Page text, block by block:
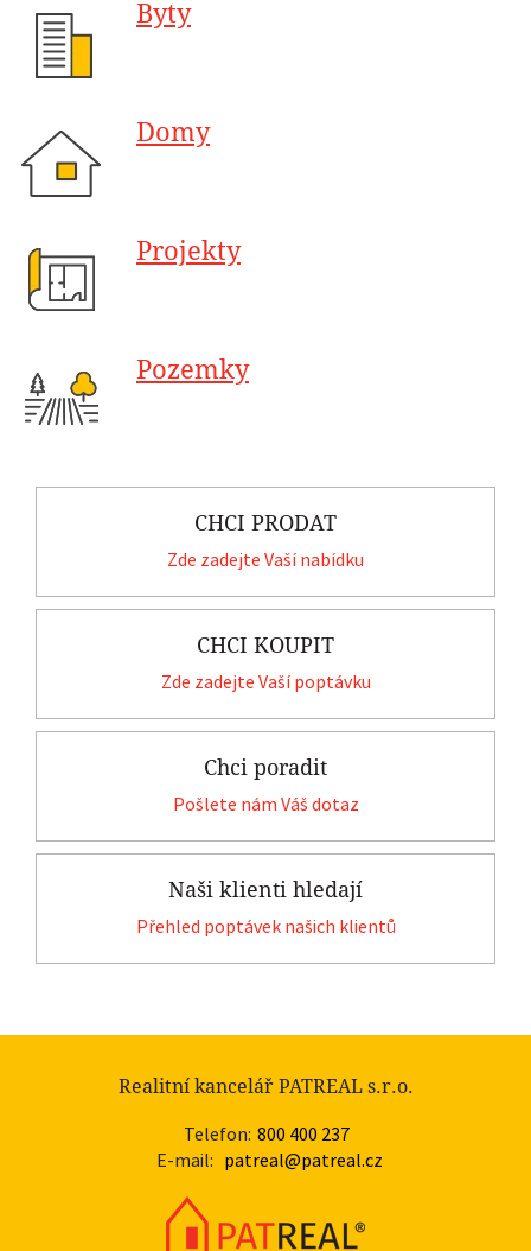
Byty
Domy
Projekty
Pozemky
CHCI PRODAT
Zde zadejte Vaší nabídku
CHCI KOUPIT
Zde zadejte Vaší poptávku
Chci poradit
Pošlete nám Váš dotaz
Naši klienti hledají
Přehled poptávek našich klientů
Realitní kancelář PATREAL s.r.o.
Telefon: 800 400 237
E-mail: patreal@patreal.cz